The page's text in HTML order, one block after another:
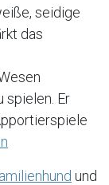
seidige
das
spielen. Er
und